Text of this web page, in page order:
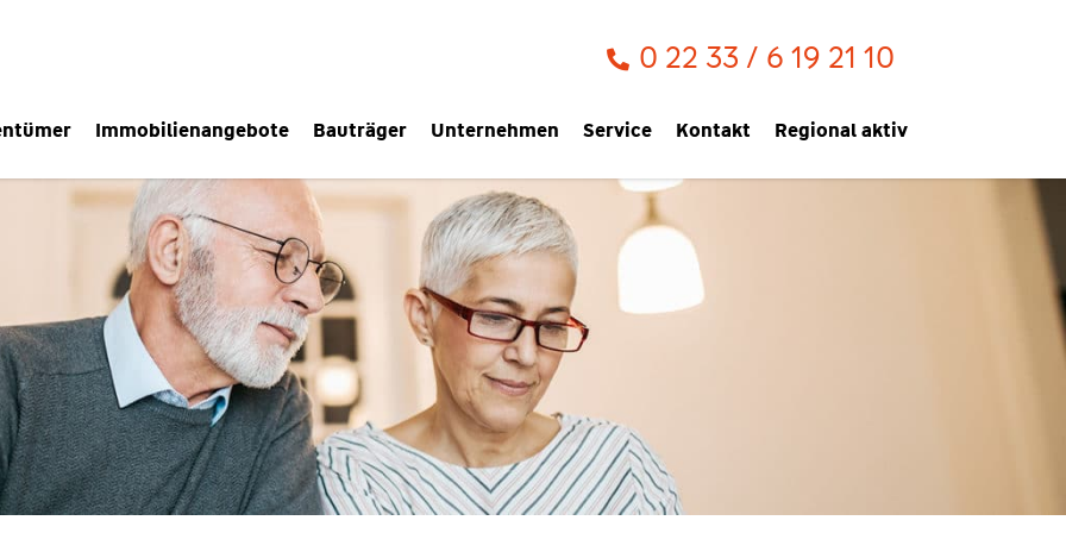
0 22 33 / 6 19 21 10
Immobilienangebote Bauträger Unternehmen Service Kontakt Regional aktiv